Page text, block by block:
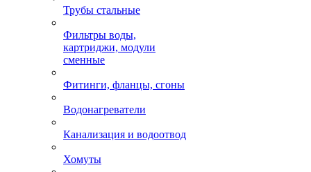
Трубы стальные
Фильтры воды,
картриджи, модули
сменные
Фитинги, фланцы, сгоны
Водонагреватели
Канализация и водоотвод
Хомуты